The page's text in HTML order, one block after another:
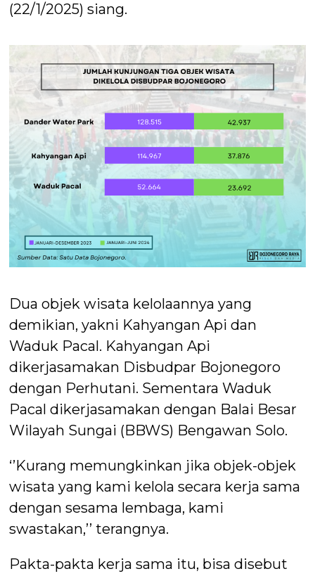
(22/1/2025) siang.
Dua objek wisata kelolaannya yang
demikian, yakni Kahyangan Api dan
Waduk Pacal. Kahyangan Api
dikerjasamakan Disbudpar Bojonegoro
dengan Perhutani. Sementara Waduk
Pacal dikerjasamakan dengan Balai Besar
Wilayah Sungai (BBWS) Bengawan Solo.
‘’Kurang memungkinkan jika objek-objek
wisata yang kami kelola secara kerja sama
dengan sesama lembaga, kami
swastakan,’’ terangnya.
Pakta-pakta kerja sama itu, bisa disebut